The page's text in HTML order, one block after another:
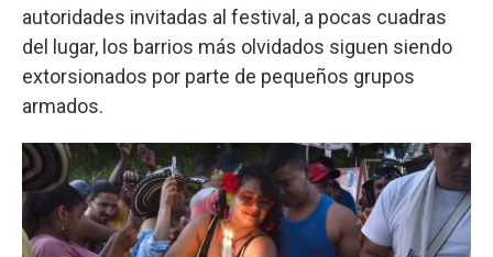
autoridades invitadas al festival, a pocas cuadras
del lugar, los barrios más olvidados siguen siendo
extorsionados por parte de pequeños grupos
armados.